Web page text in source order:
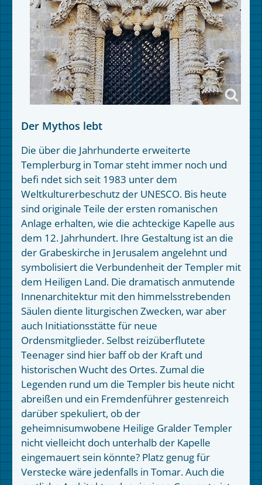
Der Mythos lebt
Die über die Jahrhunderte erweiterte
Templerburg in Tomar steht immer noch und
befi ndet sich seit 1983 unter dem
Weltkulturerbeschutz der UNESCO. Bis heute
sind originale Teile der ersten romanischen
Anlage erhalten, wie die achteckige Kapelle aus
dem 12. Jahrhundert. Ihre Gestaltung ist an die
der Grabeskirche in Jerusalem angelehnt und
symbolisiert die Verbundenheit der Templer mit
dem Heiligen Land. Die dramatisch anmutende
Innenarchitektur mit den himmelsstrebenden
Säulen diente liturgischen Zwecken, war aber
auch Initiationsstätte für neue
Ordensmitglieder. Selbst reizüberflutete
Teenager sind hier baff ob der Kraft und
historischen Wucht des Ortes. Zumal die
Legenden rund um die Templer bis heute nicht
abreißen und ein Fremdenführer gestenreich
darüber spekuliert, ob der
geheimnisumwobene Heilige Gralder Templer
nicht vielleicht doch unterhalb der Kapelle
eingemauert sein könnte? Platz genug für
Verstecke wäre jedenfalls in Tomar. Auch die